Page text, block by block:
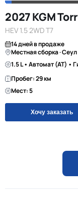
2027 KGM
HEV 1.5 2WD T7
14 дней в продаже
Местная сборка · Сеул
1.5 L • Автомат (AT) •
Пробег: 29 км
Мест: 5
Хочу заказать